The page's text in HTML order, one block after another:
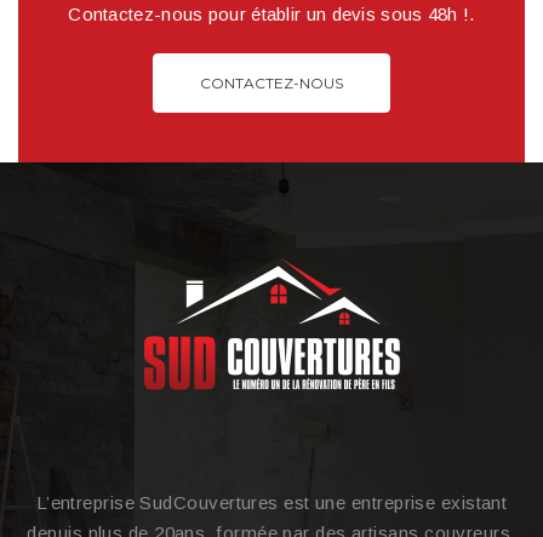
Contactez-nous pour établir un devis sous 48h !.
CONTACTEZ-NOUS
L’entreprise SudCouvertures est une entreprise existant